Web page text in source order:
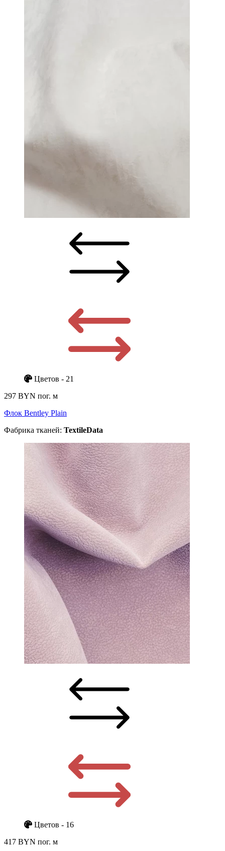
Цветов - 21
297 BYN пог. м
Флок Bentley Plain
Фабрика тканей: TextileData
Цветов - 16
417 BYN пог. м